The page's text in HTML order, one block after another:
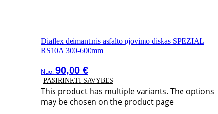
Diaflex deimantinis asfalto pjovimo diskas SPEZIAL
RS10A 300-600mm
Nuo: 90,00 €
PASIRINKTI SAVYBES
This product has multiple variants. The options
may be chosen on the product page